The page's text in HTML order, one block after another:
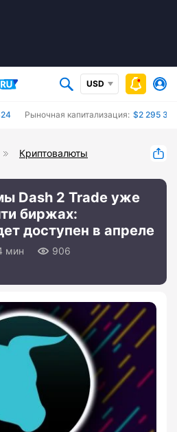
USD
Рыночная капитализация: $2 295
Криптовалюты
Dash 2 Trade уже
биржах:
доступен в апреле
мин
906